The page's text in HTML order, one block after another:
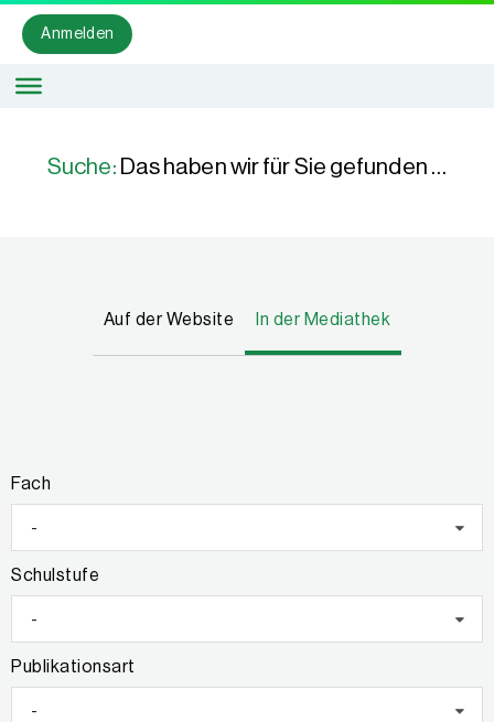
Anmelden
Suche: Das haben wir für Sie gefunden …
Auf der Website In der Mediathek
Fach
-
Schulstufe
-
Publikationsart
-